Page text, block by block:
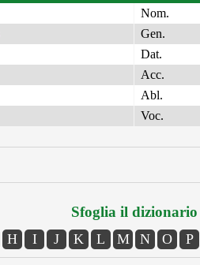
Nom.
Gen.
Dat.
Acc.
Abl.
Voc.
Sfoglia il dizionario
H I J K L M N O P